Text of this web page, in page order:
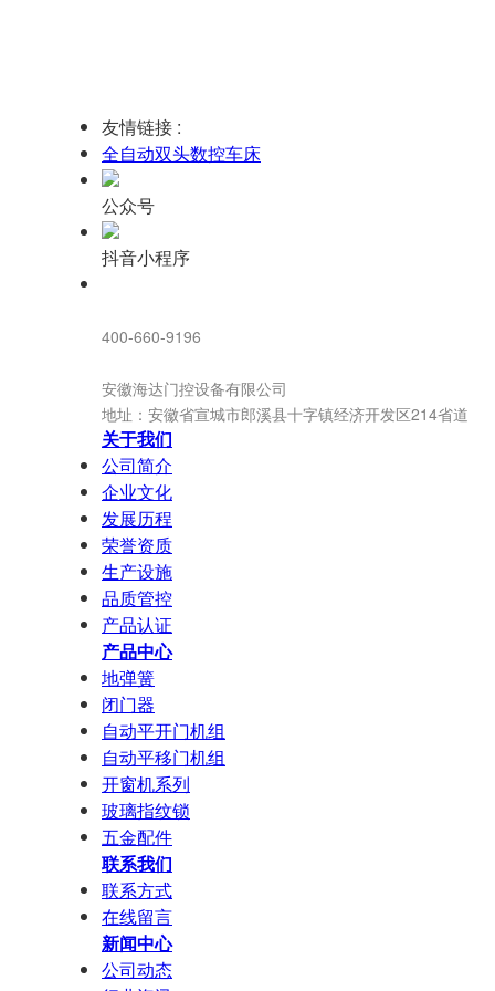
友情链接 :
全自动双头数控车床
公众号
抖音小程序
400-660-9196
安徽海达门控设备有限公司
地址：安徽省宣城市郎溪县十字镇经济开发区214省道
关于我们
公司简介
企业文化
发展历程
荣誉资质
生产设施
品质管控
产品认证
产品中心
地弹簧
闭门器
自动平开门机组
自动平移门机组
开窗机系列
玻璃指纹锁
五金配件
联系我们
联系方式
在线留言
新闻中心
公司动态